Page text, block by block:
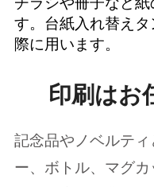
す。台紙入れ替え
際に用います。
印刷はお
記念品やノベルテ
ー、ボトル、マグ